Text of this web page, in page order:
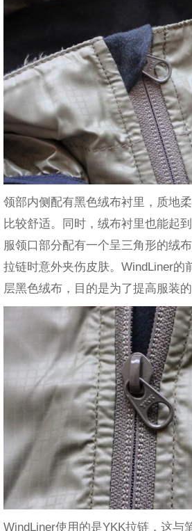
领部内侧配有黑色绒布衬里，质地
比较舒适。同时，绒布衬里也能起
服领口部分配有一个呈三角形的绒
拉链时意外夹伤皮肤。WindLiner的
层黑色绒布，目的是为了提高服装的
WindLiner使用的是YKK拉链，这与